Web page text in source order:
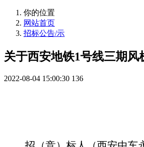
你的位置
网站首页
招标公告/示
关于西安地铁1号线三期
2022-08-04 15:00:30 136